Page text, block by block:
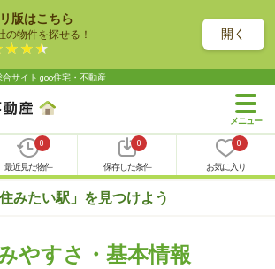
版はこちら
の物件を探せる！ 開く
サイト goo住宅・不動産
0
最近見た物件
0
保存した条件
0
お気に入り
住みたい駅」を見つけよう
やすさ・基本情報